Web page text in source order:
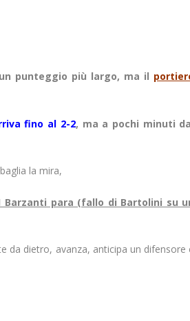
punteggio più largo, ma il
fino al 2-2, ma a pochi minuti
la mira,
para (fallo di Bartolini su
da dietro, avanza, anticipa un difensore